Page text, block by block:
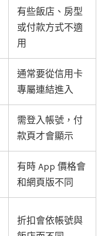
有些飯店、房型
或付款方式不適
用
通常要從信用卡
專屬連結進入
需登入帳號，付
款頁才會顯示
有時 App 價格會
和網頁版不同
折扣會依帳號與